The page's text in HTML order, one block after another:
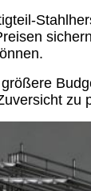
zu